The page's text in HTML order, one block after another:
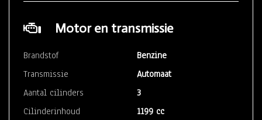
Motor en transmissie
Brandstof
Benzine
Transmissie
Automaat
Aantal cilinders
3
Cilinderinhoud
1199 cc